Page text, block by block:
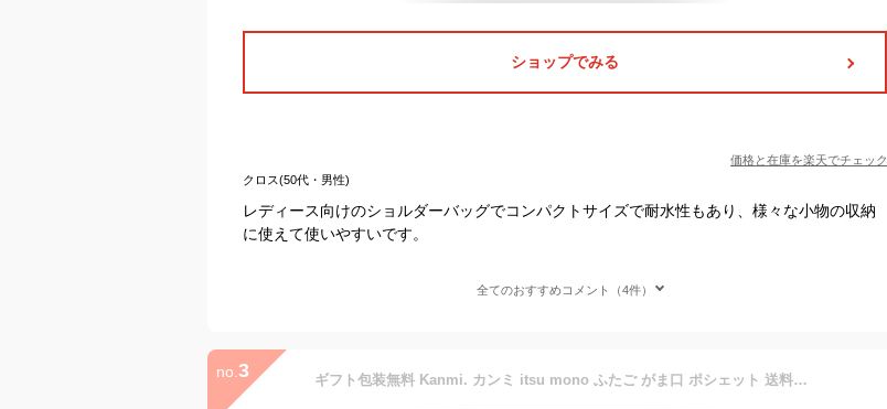
ショップでみる
価格と在庫を楽天でチェック
クロス(50代・男性)
レディース向けのショルダーバッグでコンパクトサイズで耐水性もあり、様々な小物の収納
に使えて使いやすいです。
全てのおすすめコメント（4件）
no. 3 ギフト包装無料 Kanmi. カンミ itsu mono ふたご がま口 ポシェット 送料無料 日本製 レザー ポーチ 本革製 プレゼントに ショルダーバッグ ブランド 行楽 レディース 春 夏 秋 冬 レザー お出かけ かわいい 斜めがけ 旅行 口金バッグ おしゃれ 軽量 貴重品 テーマパーク